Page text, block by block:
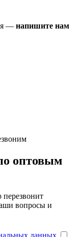
— напишите нам
оптовым
вопросы и